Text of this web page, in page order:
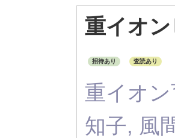
重イオ
招待あり 査読あり
重イオ
知子, 風